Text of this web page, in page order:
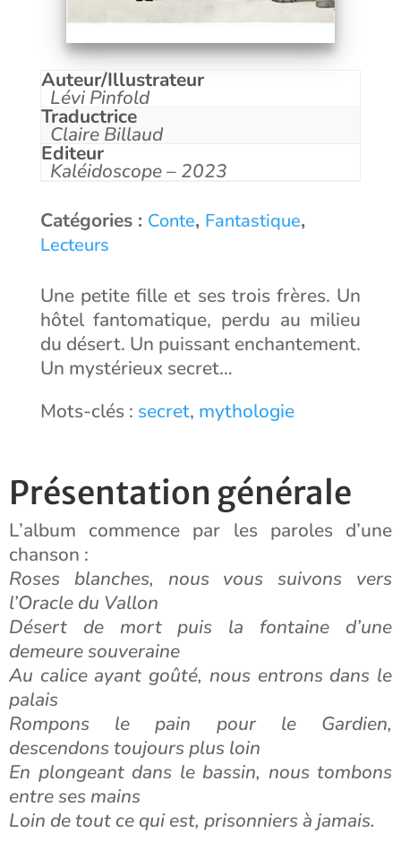
Auteur/Illustrateur
Lévi Pinfold
Traductrice
Claire Billaud
Editeur
Kaléidoscope – 2023
Catégories : Conte, Fantastique,
Lecteurs
Une petite fille et ses trois frères. Un
hôtel fantomatique, perdu au milieu
du désert. Un puissant enchantement.
Un mystérieux secret…
Mots-clés : secret, mythologie
Présentation générale
L’album commence par les paroles d’une
chanson :
Roses blanches, nous vous suivons vers
l’Oracle du Vallon
Désert de mort puis la fontaine d’une
demeure souveraine
Au calice ayant goûté, nous entrons dans le
palais
Rompons le pain pour le Gardien,
descendons toujours plus loin
En plongeant dans le bassin, nous tombons
entre ses mains
Loin de tout ce qui est, prisonniers à jamais.